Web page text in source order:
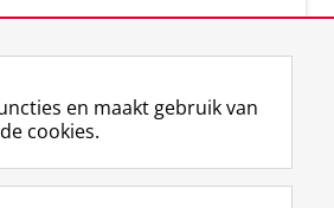
RUG
F
a
L
i
R
S
I
n
Y
o
en maakt gebruik van
cookies.